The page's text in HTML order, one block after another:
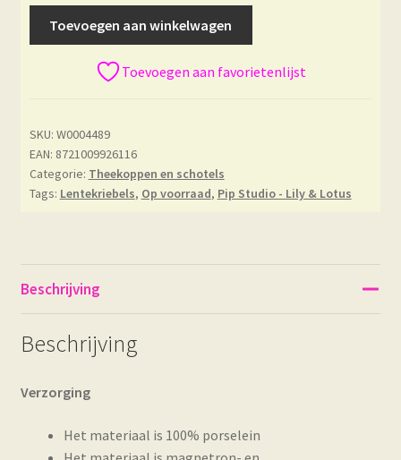
Toevoegen aan winkelwagen
Toevoegen aan favorietenlijst
SKU: W0004489
EAN: 8721009926116
Categorie: Theekoppen en schotels
Tags: Lentekriebels, Op voorraad, Pip Studio - Lily & Lotus
Beschrijving
Beschrijving
Verzorging
Het materiaal is 100% porselein